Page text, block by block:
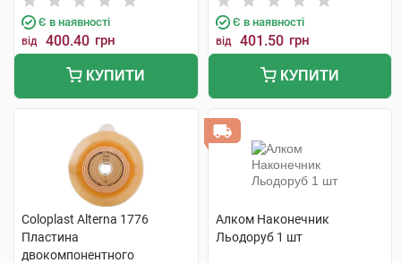
Є в наявності
від 400.40 грн
КУПИТИ
Є в наявності
від 401.50 грн
КУПИТИ
Coloplast Alterna 1776
Пластина
двокомпонентного
Алком Наконечник
Льодоруб 1 шт